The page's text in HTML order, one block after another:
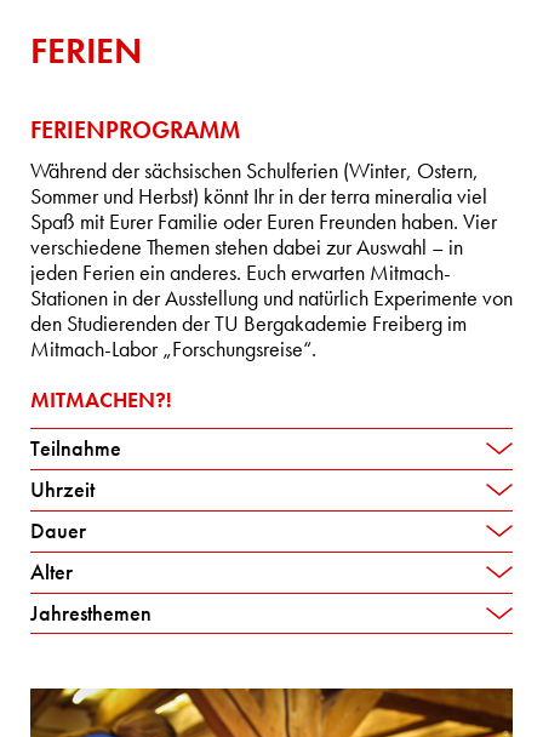
FERIEN
FERIENPROGRAMM
Während der sächsischen Schulferien (Winter, Ostern,
Sommer und Herbst) könnt Ihr in der terra mineralia viel
Spaß mit Eurer Familie oder Euren Freunden haben. Vier
verschiedene Themen stehen dabei zur Auswahl – in
jeden Ferien ein anderes. Euch erwarten Mitmach-
Stationen in der Ausstellung und natürlich Experimente von
den Studierenden der TU Bergakademie Freiberg im
Mitmach-Labor „Forschungsreise“.
MITMACHEN?!
Teilnahme
Uhrzeit
Dauer
Alter
Jahresthemen